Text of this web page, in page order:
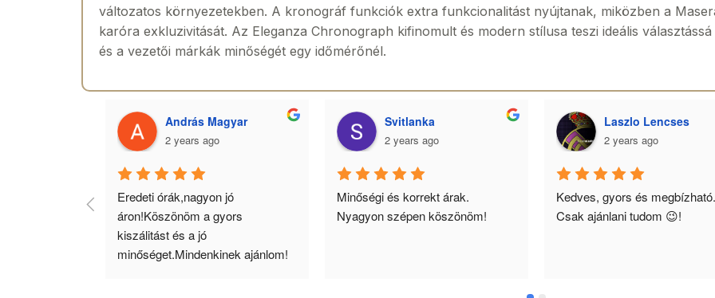
változatos környezetekben. A kronográf funkciók extra funkcionalitást nyújtanak, miközben a
karóra exkluzivitását. Az Eleganza Chronograph kifinomult és modern stílusa teszi ideális
és a vezetői márkák minőségét egy időmérőnél.
András Magyar
2 years ago
Eredeti órák,nagyon jó
áron!Köszönöm a gyors
kiszálitást és a jó
minőséget.Mindenkinek ajánlom!
Svitlanka
2 years ago
Minőségi és korrekt árak.
Nyagyon szépen köszönöm!
Laszlo Lencses
2 years ago
Kedves, gyors és megbízható.
Csak ajánlani tudom 😉!